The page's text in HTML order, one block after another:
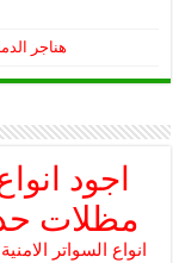
هناجر
اجود
مظلات
انواع السواتر الامنية